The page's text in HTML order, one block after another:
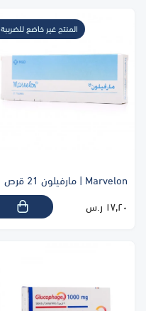
المنتج غير خاضع للضريبة
Marvelon | مارفيلون 21 قرص
١٧٫٢٠ ر.س